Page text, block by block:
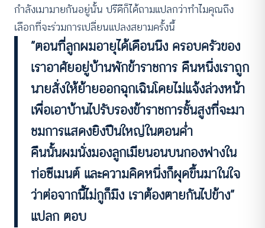
กำลังเมามายกันอยู่นั้น ปรีดีก็ได้ถามแปลกว่าทำไมคุณถึง
เลือกที่จะร่วมการเปลี่ยนแปลงสยามครั้งนี้
“ตอนที่ลูกผมอายุได้เดือนนึง ครอบครัวของ
เราอาศัยอยู่บ้านพักข้าราชการ คืนหนึ่งเราถูก
นายสั่งให้ย้ายออกฉุกเฉินโดยไม่แจ้งล่วงหน้า
เพื่อเอาบ้านไปรับรองข้าราชการชั้นสูงที่จะมา
ชมการแสดงยิงปืนใหญ่ในตอนค่ำ
คืนนั้นผมนั่งมองลูกเมียนอนบนกองฟางใน
ท่อซีเมนต์ และความคิดหนึ่งก็ผุดขึ้นมาในใจ
ว่าต่อจากนี้ไม่กูก็มึง เราต้องตายกันไปข้าง”
แปลก ตอบ